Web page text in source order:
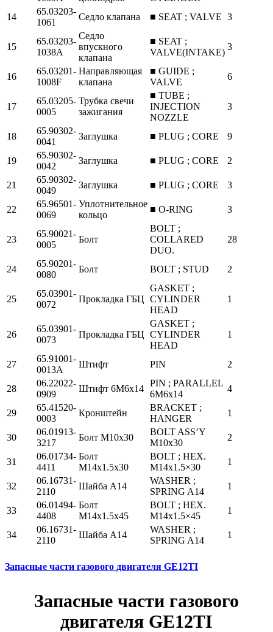
14
65.03203-
1061
Седло клапана ■ SEAT ; VALVE 3
15
65.03203-
1038A
Седло
впускного
клапана
■ SEAT ;
VALVE(INTAKE)
3
16
65.03201-
1008F
Направляющая
клапана
■ GUIDE ;
VALVE
6
17
65.03205-
0005
Трубка свечи
зажигания
■ TUBE ;
INJECTION
NOZZLE
3
18
65.90302-
0041
Заглушка ■ PLUG ; CORE 9
19
65.90302-
0042
Заглушка ■ PLUG ; CORE 2
21
65.90302-
0049
Заглушка ■ PLUG ; CORE 3
22
65.96501-
0069
Уплотнительное
кольцо
■ O-RING 3
23
65.90021-
0005
Болт
BOLT ;
COLLARED
DUO.
28
24
65.90201-
0080
Болт BOLT ; STUD 2
25
65.03901-
0072
Прокладка ГБЦ
GASKET ;
CYLINDER
HEAD
1
26
65.03901-
0073
Прокладка ГБЦ
GASKET ;
CYLINDER
HEAD
1
27
65.91001-
0013A
Штифт PIN 2
28
06.22022-
0909
Штифт 6М6х14
PIN ; PARALLEL
6M6x14
4
29
65.41520-
0003
Кронштейн
BRACKET ;
HANGER
1
30
06.01913-
3217
Болт М10х30
BOLT ASS’Y
M10x30
2
31
06.01734-
4411
Болт
М14х1.5х30
BOLT ; HEX.
M14x1.5×30
1
32
06.16731-
2110
Шайба А14
WASHER ;
SPRING A14
1
33
06.01494-
4408
Болт
М14х1.5х45
BOLT ; HEX.
M14x1.5×45
1
34
06.16731-
2110
Шайба А14
WASHER ;
SPRING A14
1
Запасные части газового двигателя GE12TI
Запасные части газового
двигателя GE12TI